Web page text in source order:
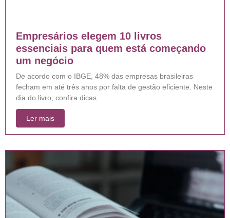
Empresários elegem 10 livros
essenciais para quem está começando
um negócio
De acordo com o IBGE, 48% das empresas brasileiras
fecham em até três anos por falta de gestão eficiente. Neste
dia do livro, confira dicas
Ler mais